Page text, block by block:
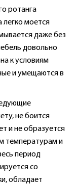
ротанга
легко моется
даже без
довольно
к условиям
и умещаются в
не боится
и не образуется
температурам и
период
со
обладает